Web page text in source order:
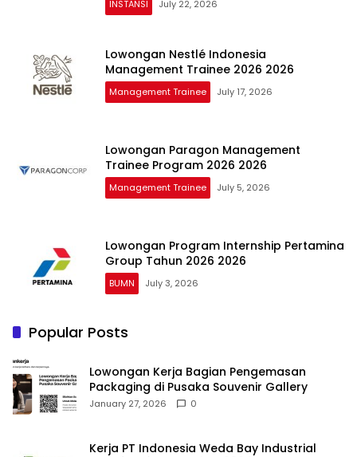
INSTANSI July 22, 2026
Lowongan Nestlé Indonesia
Management Trainee 2026 2026
Management Trainee July 17, 2026
Lowongan Paragon Management
Trainee Program 2026 2026
Management Trainee July 5, 2026
Lowongan Program Internship Pertamina
Group Tahun 2026 2026
BUMN July 3, 2026
Popular Posts
Lowongan Kerja Bagian Pengemasan
Packaging di Pusaka Souvenir Gallery
January 27, 2026 0
Kerja PT Indonesia Weda Bay Industrial